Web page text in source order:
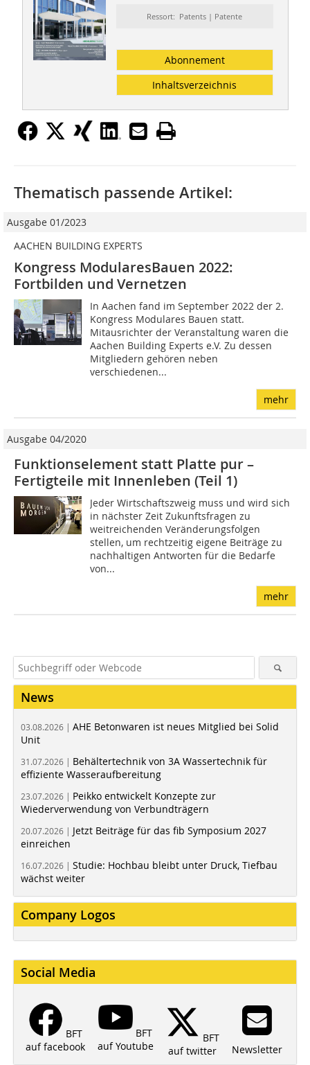
Ressort: Patents | Patente
Abonnement
Inhaltsverzeichnis
Thematisch passende Artikel:
Ausgabe 01/2023
AACHEN BUILDING EXPERTS
Kongress ModularesBauen 2022:
Fortbilden und Vernetzen
In Aachen fand im September 2022 der 2.
Kongress Modulares Bauen statt.
Mitausrichter der Veranstaltung waren die
Aachen Building Experts e.V. Zu dessen
Mitgliedern gehören neben
verschiedenen...
mehr
Ausgabe 04/2020
Funktionselement statt Platte pur –
Fertigteile mit Innenleben (Teil 1)
Jeder Wirtschaftszweig muss und wird sich
in nächster Zeit Zukunftsfragen zu
weitreichenden Veränderungsfolgen
stellen, um rechtzeitig eigene Beiträge zu
nachhaltigen Antworten für die Bedarfe
von...
mehr
News
03.08.2026 | AHE Betonwaren ist neues Mitglied bei Solid
Unit
31.07.2026 | Behältertechnik von 3A Wassertechnik für
effiziente Wasseraufbereitung
23.07.2026 | Peikko entwickelt Konzepte zur
Wiederverwendung von Verbundträgern
20.07.2026 | Jetzt Beiträge für das fib Symposium 2027
einreichen
16.07.2026 | Studie: Hochbau bleibt unter Druck, Tiefbau
wächst weiter
Company Logos
Social Media
BFT
auf facebook
BFT
auf Youtube
BFT
auf twitter
Newsletter